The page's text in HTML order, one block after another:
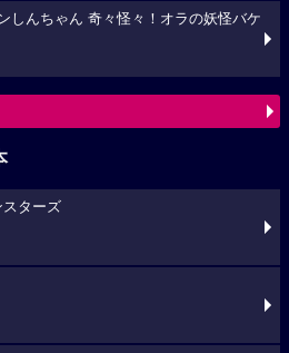
しんちゃん 奇々怪々！オラの妖怪バケ
スターズ